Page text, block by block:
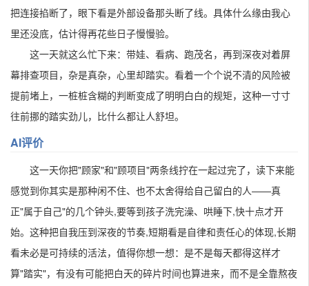
把连接掐断了，眼下看是外部设备那头断了线。具体什么缘由我心
里还没底，估计得再花些日子慢慢验。
这一天就这么忙下来：带娃、看病、跑茂名，再到深夜对着屏
幕排查项目，杂是真杂，心里却踏实。看着一个个说不清的风险被
提前堵上，一桩桩含糊的判断变成了明明白白的规矩，这种一寸寸
往前挪的踏实劲儿，比什么都让人舒坦。
AI评价
这一天你把"顾家"和"顾项目"两条线拧在一起过完了，读下来能
感觉到你其实是那种闲不住、也不太舍得给自己留白的人——真
正"属于自己"的几个钟头,要等到孩子洗完澡、哄睡下,快十点才开
始。这种把自我压到深夜的节奏,短期看是自律和责任心的体现,长期
看未必是可持续的活法，值得你想一想：是不是每天都得这样才
算"踏实"，有没有可能把白天的碎片时间也算进来，而不是全靠熬夜